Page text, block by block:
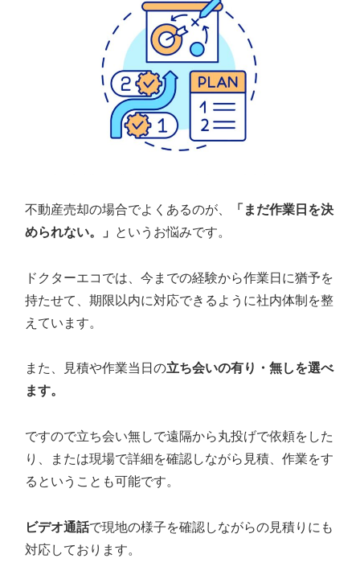
不動産売却の場合でよくあるのが、
「まだ作業日を決
められない。」
というお悩みです。
ドクターエコでは、今までの経験から作業日に猶予を
持たせて、期限以内に対応できるように社内体制を整
えています。
また、見積や作業当日の立ち会いの有り・無しを選べ
ます。
ですので立ち会い無しで遠隔から丸投げで依頼をした
り、または現場で詳細を確認しながら見積、作業をす
るということも可能です。
ビデオ通話で現地の様子を確認しながらの見積りにも
対応しております。